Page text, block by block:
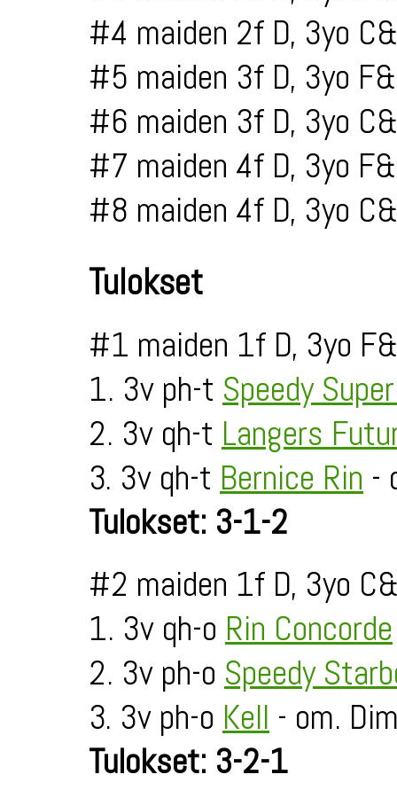
#4 maiden 2f D, 3yo
#5 maiden 3f D, 3yo
#6 maiden 3f D, 3yo
#7 maiden 4f D, 3yo
#8 maiden 4f D, 3yo
Tulokset
#1 maiden 1f D, 3yo
1. 3v ph-t Speedy
2. 3v qh-t Langers
3. 3v qh-t Bernice Rin -
Tulokset: 3-1-2
#2 maiden 1f D, 3yo
1. 3v qh-o Rin Concorde
2. 3v ph-o Speedy
3. 3v ph-o Kell - om.
Tulokset: 3-2-1